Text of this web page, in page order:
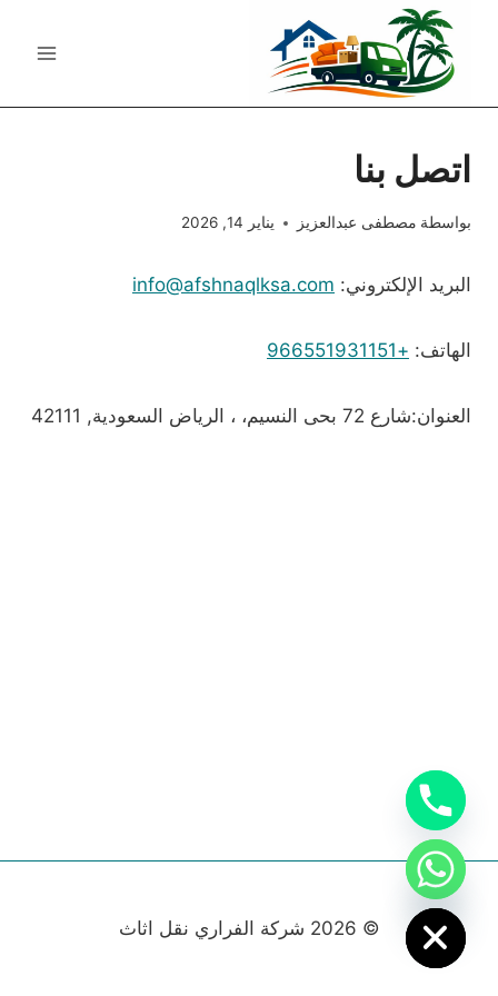
المحتوى
اتصل بنا
بواسطة مصطفى عبدالعزيز يناير 14, 2026
البريد الإلكتروني: info@afshnaqlksa.com
الهاتف: +966551931151
العنوان:شارع 72 بحى النسيم، ، الرياض السعودية, 42111
© 2026 شركة الفراري نقل اثاث
Hide
chaty